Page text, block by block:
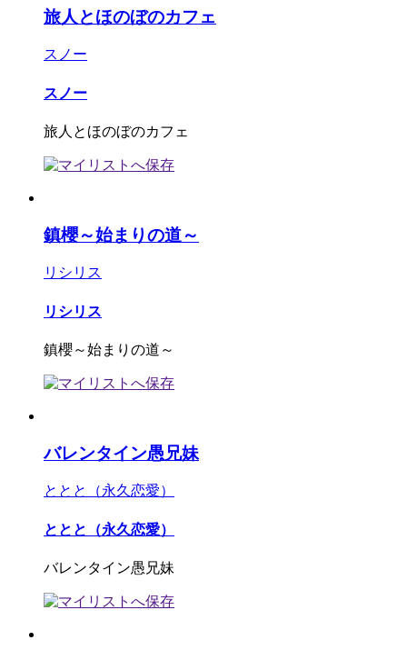
旅人とほのぼのカフェ
スノー
スノー
旅人とほのぼのカフェ
鎮櫻～始まりの道～
リシリス
リシリス
鎮櫻～始まりの道～
バレンタイン愚兄妹
ととと（永久恋愛）
ととと（永久恋愛）
バレンタイン愚兄妹